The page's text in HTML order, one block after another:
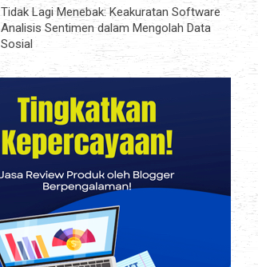
Tidak Lagi Menebak: Keakuratan Software
Analisis Sentimen dalam Mengolah Data
Sosial